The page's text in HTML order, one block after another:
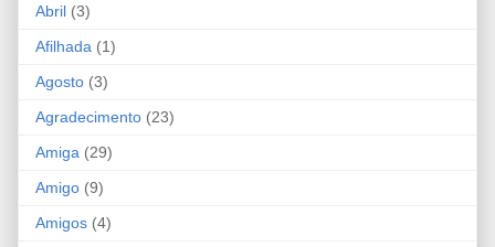
Abril (3)
Afilhada (1)
Agosto (3)
Agradecimento (23)
Amiga (29)
Amigo (9)
Amigos (4)